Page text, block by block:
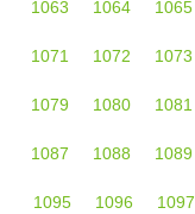
1063 1064 1065
1071 1072 1073
1079 1080 1081
1087 1088 1089
1095 1096 1097